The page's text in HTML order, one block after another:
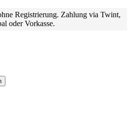
Registrierung. Zahlung via Twint,
oder Vorkasse.